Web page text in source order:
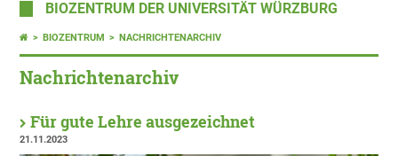
BIOZENTRUM DER UNIVERSITÄT WÜRZBURG
BIOZENTRUM NACHRICHTENARCHIV
Nachrichtenarchiv
Für gute Lehre ausgezeichnet
21.11.2023